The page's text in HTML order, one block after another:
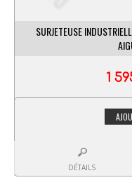
SURJETEUSE
1
DÉTAILS